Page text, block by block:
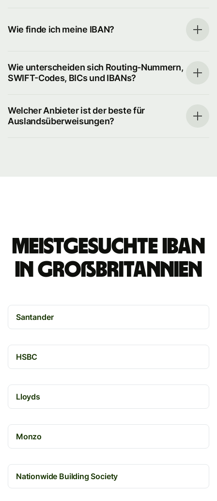
Wie finde ich meine IBAN?
Wie unterscheiden sich Routing-Nummern,
SWIFT-Codes, BICs und IBANs?
Welcher Anbieter ist der beste für
Auslandsüberweisungen?
Meistgesuchte IBAN
in Großbritannien
Santander
HSBC
Lloyds
Monzo
Nationwide Building Society